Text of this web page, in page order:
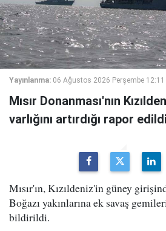
Yayınlanma: 06 Ağustos 2026 Perşembe 12:11
Mısır Donanması'nın
varlığını artırdığı rapor
Mısır'ın, Kızıldeniz'in güney
Boğazı yakınlarına ek savaş
bildirildi.